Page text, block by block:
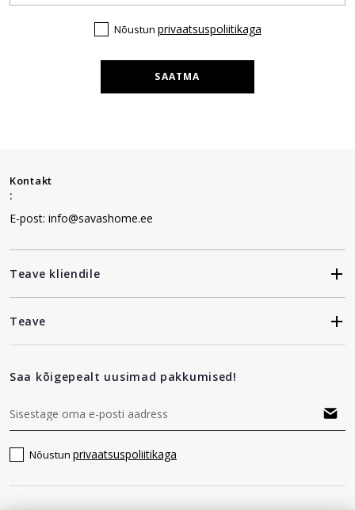
Nõustun privaatsuspoliitikaga
SAATMA
Kontakt
:
E-post: info@savashome.ee
Teave kliendile
Teave
Saa kõigepealt uusimad pakkumised!
Nõustun privaatsuspoliitikaga